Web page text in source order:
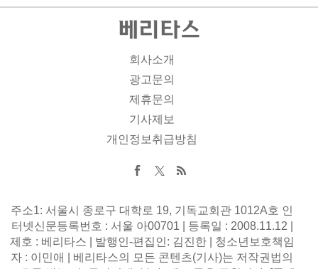
회사소개
광고문의
제휴문의
기사제보
개인정보취급방침
주소1: 서울시 종로구 대학로 19, 기독교회관 1012A호 인
터넷신문등록번호 : 서울 아00701 | 등록일 : 2008.11.12 |
제호 : 베리타스 | 발행인-편집인: 김진한 | 청소년보호책임
자 : 이민애 | 베리타스의 모든 콘텐츠(기사)는 저작권법의